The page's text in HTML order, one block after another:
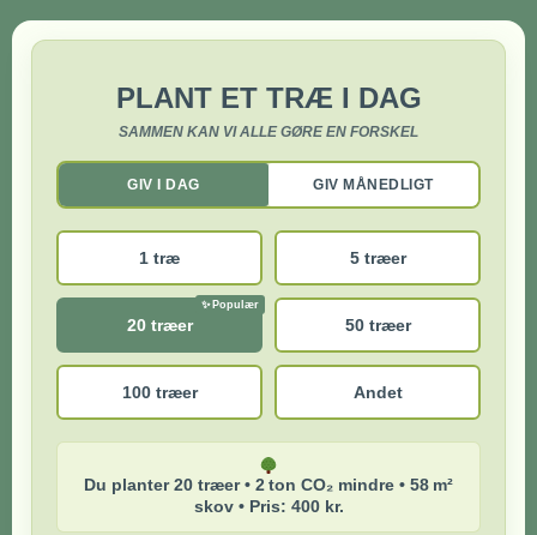
PLANT ET TRÆ I DAG
SAMMEN KAN VI ALLE GØRE EN FORSKEL
GIV I DAG GIV MÅNEDLIGT
1 træ 5 træer
20 træer 50 træer
100 træer Andet
Du planter 20 træer • 2 ton CO₂ mindre • 58 m²
skov • Pris: 400 kr.